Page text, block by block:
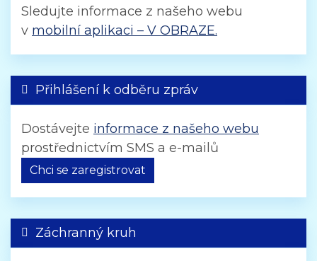
Sledujte informace z našeho webu
v mobilní aplikaci – V OBRAZE.
Přihlášení k odběru zpráv
Dostávejte informace z našeho webu
prostřednictvím SMS a e-mailů
Chci se zaregistrovat
Záchranný kruh